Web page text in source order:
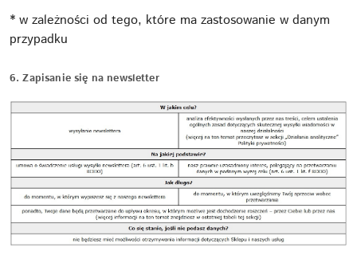
* w zależności od tego, które ma zastosowanie w danym
przypadku
6. Zapisanie się na newsletter